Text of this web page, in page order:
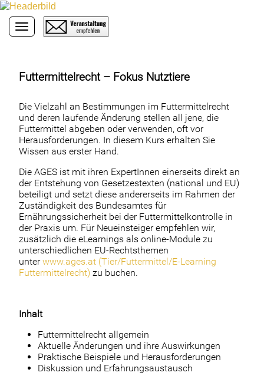
Toggle navigation
Futtermittelrecht – Fokus Nutztiere
Die Vielzahl an Bestimmungen im Futtermittelrecht
und deren laufende Änderung stellen all jene, die
Futtermittel abgeben oder verwenden, oft vor
Herausforderungen. In diesem Kurs erhalten Sie
Wissen aus erster Hand.
Die AGES ist mit ihren ExpertInnen einerseits direkt an
der Entstehung von Gesetzestexten (national und EU)
beteiligt und setzt diese andererseits im Rahmen der
Zuständigkeit des Bundesamtes für
Ernährungssicherheit bei der Futtermittelkontrolle in
der Praxis um. Für Neueinsteiger empfehlen wir,
zusätzlich die eLearnings als online-Module zu
unterschiedlichen EU-Rechtsthemen
unterwww.ages.at (Tier/Futtermittel/E-Learning
Futtermittelrecht) zu buchen.
Inhalt
Futtermittelrecht allgemein
Aktuelle Änderungen und ihre Auswirkungen
Praktische Beispiele und Herausforderungen
Diskussion und Erfahrungsaustausch